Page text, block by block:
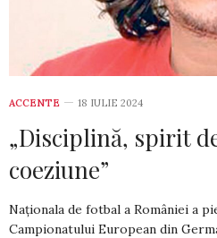
ACCENTE 18 IULIE 2024
„Disciplină, spirit
coeziune”
Naționala de fotbal a României a
Campionatului European din